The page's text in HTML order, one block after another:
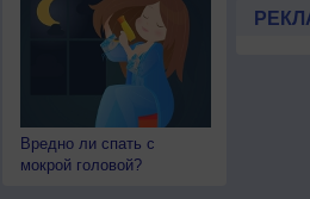
Вредно ли спать с
мокрой головой?